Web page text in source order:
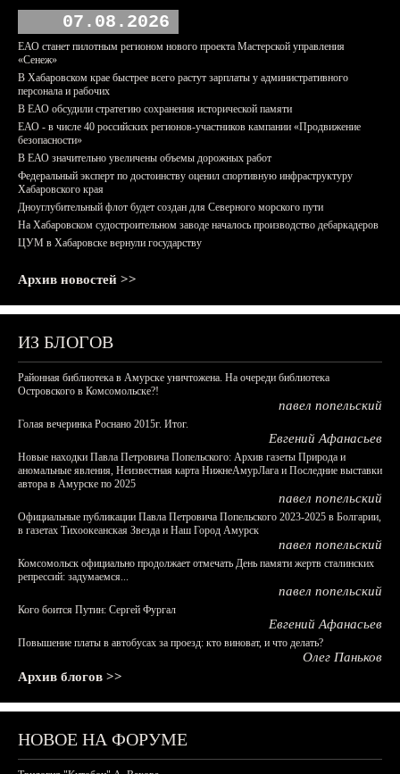
07.08.2026
ЕАО станет пилотным регионом нового проекта Мастерской управления
«Сенеж»
В Хабаровском крае быстрее всего растут зарплаты у административного
персонала и рабочих
В ЕАО обсудили стратегию сохранения исторической памяти
ЕАО - в числе 40 российских регионов-участников кампании «Продвижение
безопасности»
В ЕАО значительно увеличены объемы дорожных работ
Федеральный эксперт по достоинству оценил спортивную инфраструктуру
Хабаровского края
Дноуглубительный флот будет создан для Северного морского пути
На Хабаровском судостроительном заводе началось производство дебаркадеров
ЦУМ в Хабаровске вернули государству
Архив новостей >>
ИЗ БЛОГОВ
Районная библиотека в Амурске уничтожена. На очереди библиотека
Островского в Комсомольске?!
павел попельский
Голая вечеринка Роснано 2015г. Итог.
Евгений Афанасьев
Новые находки Павла Петровича Попельского: Архив газеты Природа и
аномальные явления, Неизвестная карта НижнеАмурЛага и Последние выставки
автора в Амурске по 2025
павел попельский
Официальные публикации Павла Петровича Попельского 2023-2025 в Болгарии,
в газетах Тихоокеанская Звезда и Наш Город Амурск
павел попельский
Комсомольск официально продолжает отмечать День памяти жертв сталинских
репрессий: задумаемся...
павел попельский
Кого боится Путин: Сергей Фургал
Евгений Афанасьев
Повышение платы в автобусах за проезд: кто виноват, и что делать?
Олег Паньков
Архив блогов >>
НОВОЕ НА ФОРУМЕ